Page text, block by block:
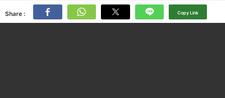
Share : Copy Link